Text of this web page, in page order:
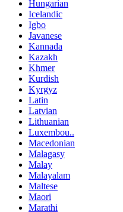
Hungarian
Icelandic
Igbo
Javanese
Kannada
Kazakh
Khmer
Kurdish
Kyrgyz
Latin
Latvian
Lithuanian
Luxembou..
Macedonian
Malagasy
Malay
Malayalam
Maltese
Maori
Marathi